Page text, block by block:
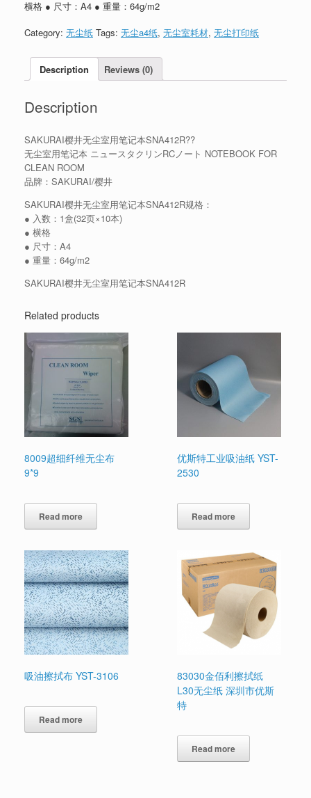
横格 ● 尺寸：A4 ● 重量：64g/m2
Category: 无尘纸 Tags: 无尘a4纸, 无尘室耗材, 无尘打印纸
Description Reviews (0)
Description
SAKURAI樱井无尘室用笔记本SNA412R??
无尘室用笔记本 ニュースタクリンRCノート NOTEBOOK FOR
CLEAN ROOM
品牌：SAKURAI/樱井
SAKURAI樱井无尘室用笔记本SNA412R规格：
● 入数：1盒(32页×10本)
● 横格
● 尺寸：A4
● 重量：64g/m2
SAKURAI樱井无尘室用笔记本SNA412R
Related products
8009超细纤维无尘布
9*9
Read more
优斯特工业吸油纸 YST-
2530
Read more
吸油擦拭布 YST-3106
Read more
83030金佰利擦拭纸
L30无尘纸 深圳市优斯
特
Read more